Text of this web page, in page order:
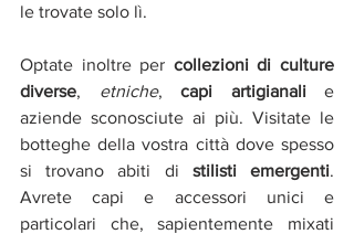
le trovate solo lì.
Optate inoltre per collezioni di culture
diverse, etniche, capi artigianali e
aziende sconosciute ai più. Visitate le
botteghe della vostra città dove spesso
si trovano abiti di stilisti emergenti.
Avrete capi e accessori unici e
particolari che, sapientemente mixati